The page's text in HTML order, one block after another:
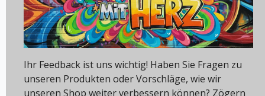
Ihr Feedback ist uns wichtig! Haben Sie Fragen zu
unseren Produkten oder Vorschläge, wie wir
unseren Shop weiter verbessern können? Zögern